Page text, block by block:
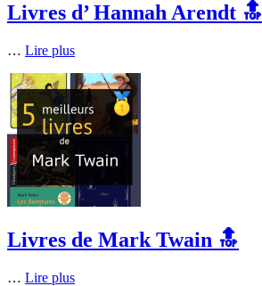
Livres d’ Hannah Arendt 🔝
… Lire plus
Livres de Mark Twain 🔝
… Lire plus